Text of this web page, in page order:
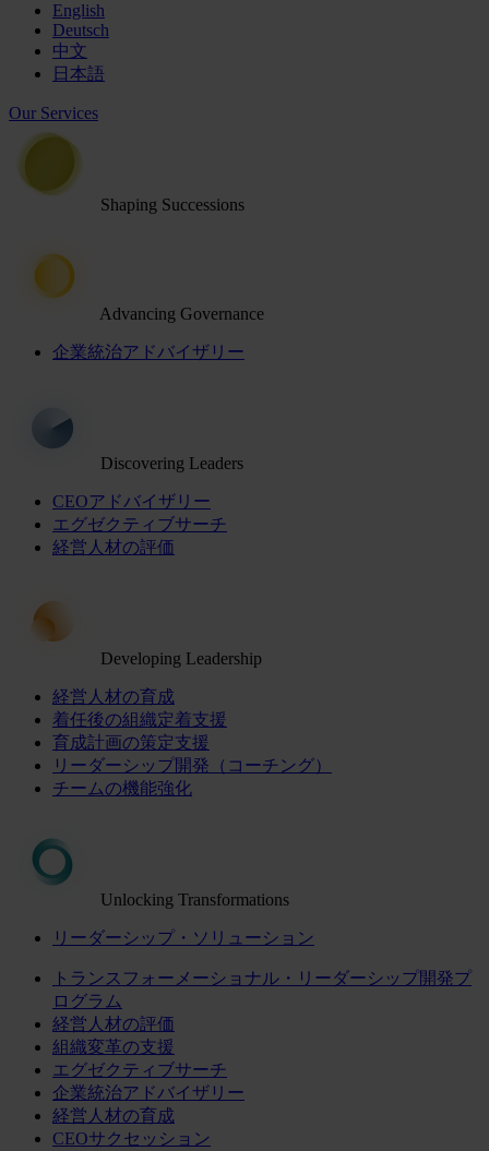
English
Deutsch
中文
日本語
Our Services
Shaping Successions
Advancing Governance
企業統治アドバイザリー
Discovering Leaders
CEOアドバイザリー
エグゼクティブサーチ
経営人材の評価
Developing Leadership
経営人材の育成
着任後の組織定着支援
育成計画の策定支援
リーダーシップ開発（コーチング）
チームの機能強化
Unlocking Transformations
リーダーシップ・ソリューション
トランスフォーメーショナル・リーダーシップ開発プ
ログラム
経営人材の評価
組織変革の支援
エグゼクティブサーチ
企業統治アドバイザリー
経営人材の育成
CEOサクセッション